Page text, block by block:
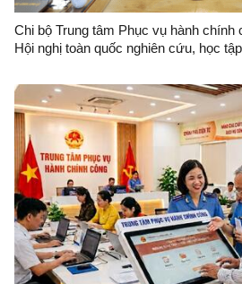
Chi bộ Trung tâm Phục vụ hành chính
Hội nghị toàn quốc nghiên cứu, học tập, quán triệt và triển khai
ương Đảng khóa XIV